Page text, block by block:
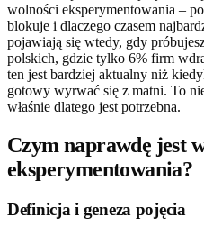
wolności eksperymentowania –
blokuje i dlaczego czasem
pojawiają się wtedy, gdy
polskich, gdzie tylko 6% firm
ten jest bardziej aktualny niż
gotowy wyrwać się z matni. To
właśnie dlatego jest potrzebna.
Czym naprawdę jest
eksperymentowania?
Definicja i geneza pojęcia